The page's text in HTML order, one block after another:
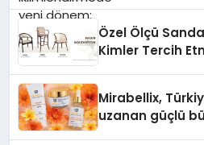
Özel Ölçü
Kimler Tercih
Mirabellix,
uzanan güçlü